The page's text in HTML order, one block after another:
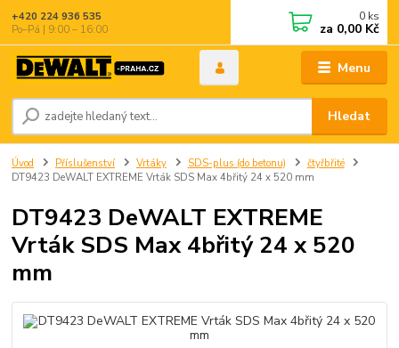
Menu
Hledat
+420 224 936 535
Po–Pá | 9:00 – 16:00
0 ks
za 0,00 Kč
Úvod Příslušenství Vrtáky SDS-plus (do betonu)
čtyřbřité
DT9423 DeWALT EXTREME Vrták SDS Max 4břitý 24 x 520 mm
DT9423 DeWALT EXTREME
Vrták SDS Max 4břitý 24 x 520
mm